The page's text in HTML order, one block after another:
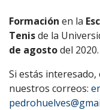
Formación en la
Tenisde la
de agostodel 2020.
Si estás
nuestros correos: